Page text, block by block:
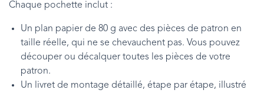
Chaque pochette inclut :
Un plan papier de 80 g avec des pièces de patron en
taille réelle, qui ne se chevauchent pas. Vous pouvez
découper ou décalquer toutes les pièces de votre
patron.
Un livret de montage détaillé, étape par étape, illustré